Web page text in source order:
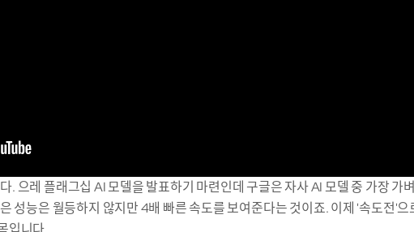
으레 플래그십 AI 모델을 발표하기 마련인데 구글은 자사 AI 모델 중 가장 가
성능은 월등하지 않지만 4배 빠른 속도를 보여준다는 것이죠. 이제 '속도전'으